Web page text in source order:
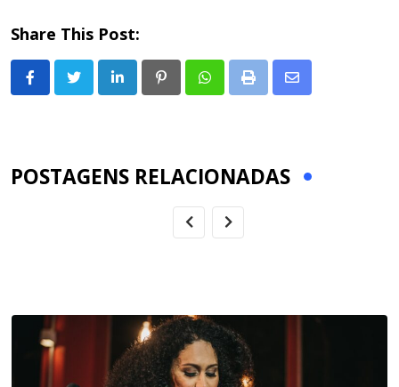
Share This Post:
LinkedInPinterestWhatsappPrint
Share
POSTAGENS RELACIONADAS